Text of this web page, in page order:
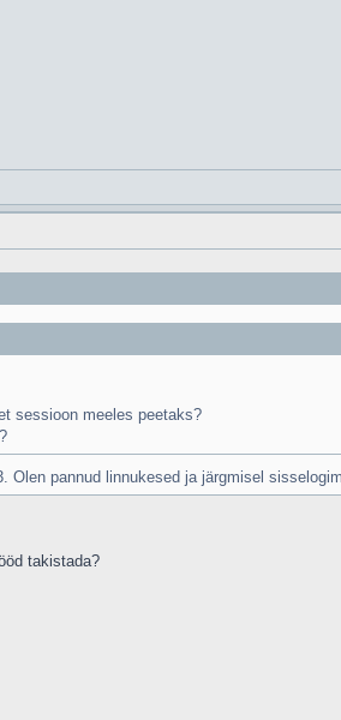
sessioon meeles peetaks?
Olen pannud linnukesed ja järgmisel
takistada?